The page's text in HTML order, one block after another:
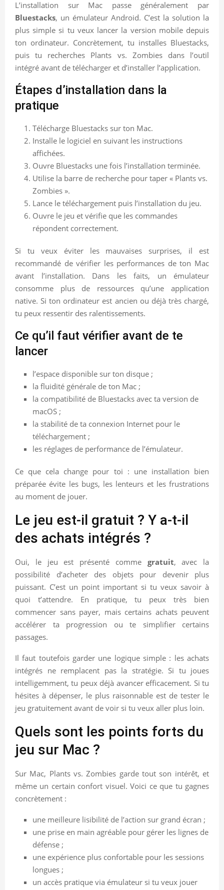
L’installation sur Mac passe généralement par
Bluestacks, un émulateur Android. C’est la solution la
plus simple si tu veux lancer la version mobile depuis
ton ordinateur. Concrètement, tu installes Bluestacks,
puis tu recherches Plants vs. Zombies dans l’outil
intégré avant de télécharger et d’installer l’application.
Étapes d’installation dans la
pratique
Télécharge Bluestacks sur ton Mac.
Installe le logiciel en suivant les instructions
affichées.
Ouvre Bluestacks une fois l’installation terminée.
Utilise la barre de recherche pour taper « Plants vs.
Zombies ».
Lance le téléchargement puis l’installation du jeu.
Ouvre le jeu et vérifie que les commandes
répondent correctement.
Si tu veux éviter les mauvaises surprises, il est
recommandé de vérifier les performances de ton Mac
avant l’installation. Dans les faits, un émulateur
consomme plus de ressources qu’une application
native. Si ton ordinateur est ancien ou déjà très chargé,
tu peux ressentir des ralentissements.
Ce qu’il faut vérifier avant de te
lancer
l’espace disponible sur ton disque ;
la fluidité générale de ton Mac ;
la compatibilité de Bluestacks avec ta version de
macOS ;
la stabilité de ta connexion Internet pour le
téléchargement ;
les réglages de performance de l’émulateur.
Ce que cela change pour toi : une installation bien
préparée évite les bugs, les lenteurs et les frustrations
au moment de jouer.
Le jeu est-il gratuit ? Y a-t-il
des achats intégrés ?
Oui, le jeu est présenté comme gratuit, avec la
possibilité d’acheter des objets pour devenir plus
puissant. C’est un point important si tu veux savoir à
quoi t’attendre. En pratique, tu peux très bien
commencer sans payer, mais certains achats peuvent
accélérer ta progression ou te simplifier certains
passages.
Il faut toutefois garder une logique simple : les achats
intégrés ne remplacent pas la stratégie. Si tu joues
intelligemment, tu peux déjà avancer efficacement. Si tu
hésites à dépenser, le plus raisonnable est de tester le
jeu gratuitement avant de voir si tu veux aller plus loin.
Quels sont les points forts du
jeu sur Mac ?
Sur Mac, Plants vs. Zombies garde tout son intérêt, et
même un certain confort visuel. Voici ce que tu gagnes
concrètement :
une meilleure lisibilité de l’action sur grand écran ;
une prise en main agréable pour gérer les lignes de
défense ;
une expérience plus confortable pour les sessions
longues ;
un accès pratique via émulateur si tu veux jouer